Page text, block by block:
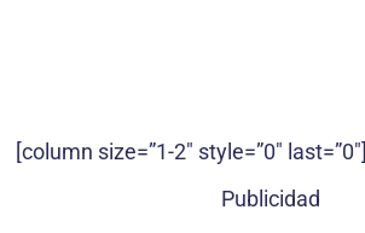
[column size=”1-2″ style=”0″ last=”0″]
Publicidad